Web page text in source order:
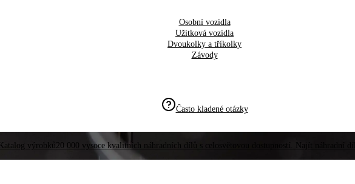
Osobní vozidla
Užitková vozidla
Dvoukolky a tříkolky
Závody
Často kladené otázky
Katalog výrobků20 000 vysoce kvalitních náhradních dílů s celosvětovou dostupností. Najít náhradní